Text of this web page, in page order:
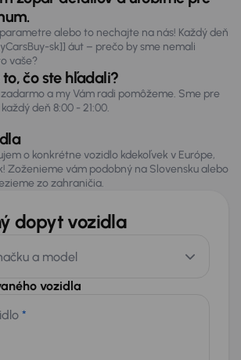
alebo to nechajte na nás! Každý deň
sk]] áut – prečo by sme nemali
vaše?
čo ste hľadali?
a my Vám radi pomôžeme. Sme pre
deň 8:00 - 21:00.
o konkrétne vozidlo kdekoľvek v Európe,
Zoženieme vám podobný na Slovensku alebo
zo zahraničia.
dopyt vozidla
a model
vozidla
*